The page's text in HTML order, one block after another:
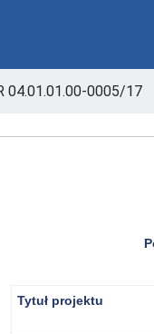
04.01.01.00-0005/17
Tytuł projektu